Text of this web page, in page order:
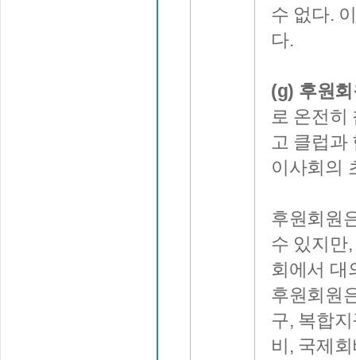
수 없다.
다.
(g) 후원
로 온전히
고 클럽과
이사회의
후원회원
수 있지만
회에서 대
후원회원
구, 복합
비, 국제